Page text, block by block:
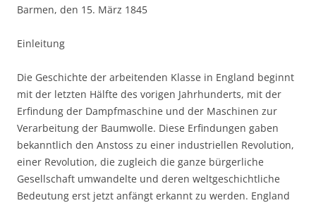
Barmen, den 15. März 1845
Einleitung
Die Geschichte der arbeitenden Klasse in England beginnt
mit der letzten Hälfte des vorigen Jahrhunderts, mit der
Erfindung der Dampfmaschine und der Maschinen zur
Verarbeitung der Baumwolle. Diese Erfindungen gaben
bekanntlich den Anstoss zu einer industriellen Revolution,
einer Revolution, die zugleich die ganze bürgerliche
Gesellschaft umwandelte und deren weltgeschichtliche
Bedeutung erst jetzt anfängt erkannt zu werden. England